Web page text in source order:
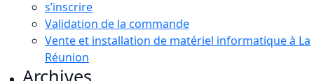
s’inscrire
Validation de la commande
Vente et installation de matériel informatique à La
Réunion
Archives